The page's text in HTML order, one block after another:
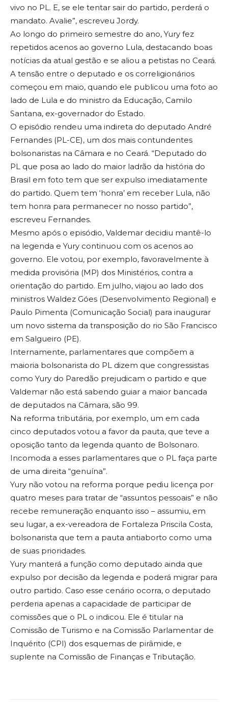
vivo no PL. E, se ele tentar sair do partido, perderá o
mandato. Avalie”, escreveu Jordy.
Ao longo do primeiro semestre do ano, Yury fez
repetidos acenos ao governo Lula, destacando boas
notícias da atual gestão e se aliou a petistas no Ceará.
A tensão entre o deputado e os correligionários
começou em maio, quando ele publicou uma foto ao
lado de Lula e do ministro da Educação, Camilo
Santana, ex-governador do Estado.
O episódio rendeu uma indireta do deputado André
Fernandes (PL-CE), um dos mais contundentes
bolsonaristas na Câmara e no Ceará. “Deputado do
PL que posa ao lado do maior ladrão da história do
Brasil em foto tem que ser expulso imediatamente
do partido. Quem tem ‘honra’ em receber Lula, não
tem honra para permanecer no nosso partido”,
escreveu Fernandes.
Mesmo após o episódio, Valdemar decidiu mantê-lo
na legenda e Yury continuou com os acenos ao
governo. Ele votou, por exemplo, favoravelmente à
medida provisória (MP) dos Ministérios, contra a
orientação do partido. Em julho, viajou ao lado dos
ministros Waldez Góes (Desenvolvimento Regional) e
Paulo Pimenta (Comunicação Social) para inaugurar
um novo sistema da transposição do rio São Francisco
em Salgueiro (PE).
Internamente, parlamentares que compõem a
maioria bolsonarista do PL dizem que congressistas
como Yury do Paredão prejudicam o partido e que
Valdemar não está sabendo guiar a maior bancada
de deputados na Câmara, são 99.
Na reforma tributária, por exemplo, um em cada
cinco deputados votou a favor da pauta, que teve a
oposição tanto da legenda quanto de Bolsonaro.
Incomoda a esses parlamentares que o PL faça parte
de uma direita “genuína”.
Yury não votou na reforma porque pediu licença por
quatro meses para tratar de “assuntos pessoais” e não
recebe remuneração enquanto isso – assumiu, em
seu lugar, a ex-vereadora de Fortaleza Priscila Costa,
bolsonarista que tem a pauta antiaborto como uma
de suas prioridades.
Yury manterá a função como deputado ainda que
expulso por decisão da legenda e poderá migrar para
outro partido. Caso esse cenário ocorra, o deputado
perderia apenas a capacidade de participar de
comissões que o PL o indicou. Ele é titular na
Comissão de Turismo e na Comissão Parlamentar de
Inquérito (CPI) dos esquemas de pirâmide, e
suplente na Comissão de Finanças e Tributação.